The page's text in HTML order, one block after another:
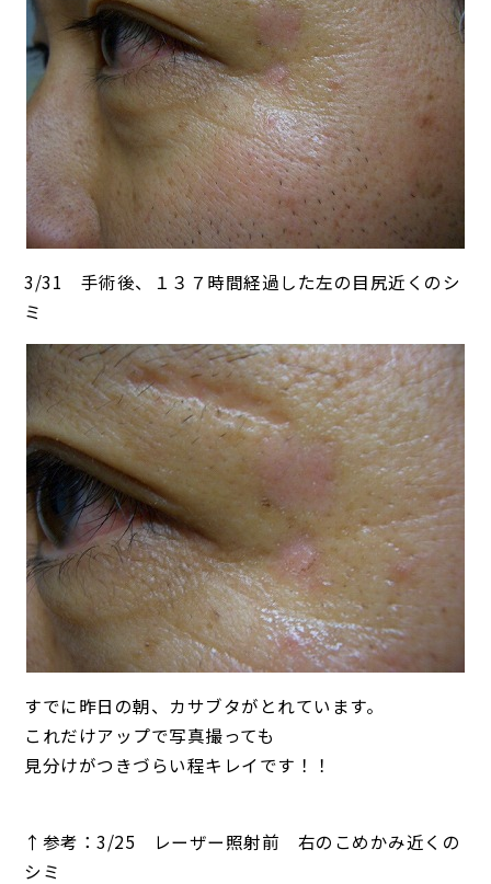
3/31 手術後、１３７時間経過した左の目尻近くのシ
ミ
すでに昨日の朝、カサブタがとれています。
これだけアップで写真撮っても
見分けがつきづらい程キレイです！！
↑参考：3/25 レーザー照射前 右のこめかみ近くの
シミ